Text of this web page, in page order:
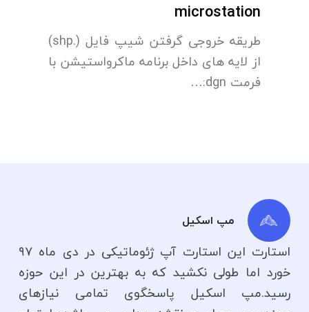
microstation
طریقه خروجی گرفتن شیپ فایل (.shp)
از لایه های داخل برنامه ماکرواستیشن با
فرمت dgn:…
مپ اسکیل
استارت این استارت آپ ژئوماتیکی در دی ماه ۹۷
خورد اما طولی نکشید که به بهترین در این حوزه
رسید.مپ اسکیل پاسخگوی تمامی نیازهای